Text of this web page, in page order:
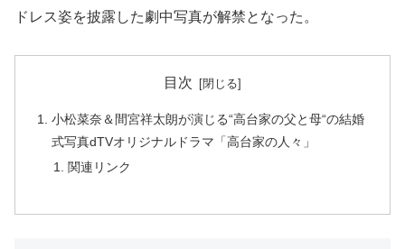
ドレス姿を披露した劇中写真が解禁となった。
目次
小松菜奈＆間宮祥太朗が演じる“高台家の父と母“の結婚
式写真dTVオリジナルドラマ「高台家の人々」
関連リンク